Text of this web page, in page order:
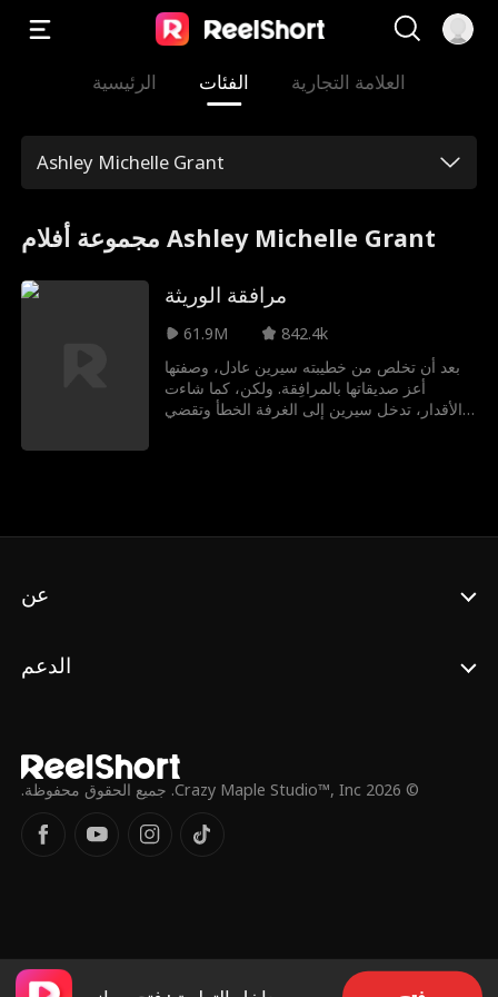
الرئيسية الفئات العلامة التجارية
Ashley Michelle Grant
مجموعة أفلام Ashley Michelle Grant
مرافقة الوريثة
61.9M
842.4k
بعد أن تخلص من خطيبته سيرين عادل، وصفتها
أعز صديقاتها بالمرافِقة. ولكن، كما شاءت
الأقدار، تدخل سيرين إلى الغرفة الخطأ وتقضي
عن
الدعم
© 2026 Crazy Maple Studio™, Inc. جميع الحقوق محفوظة.